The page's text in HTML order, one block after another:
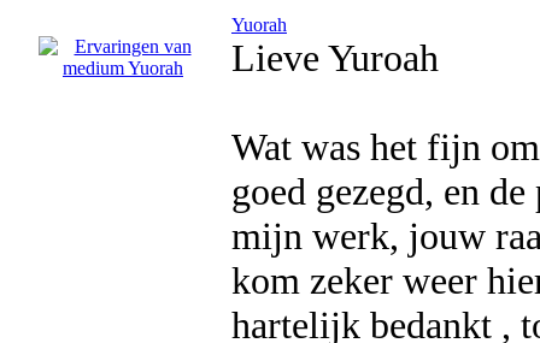
Yuorah
Lieve Yuroah
Wat was het fijn
goed gezegd, en
mijn werk, jouw
kom zeker weer
hartelijk bedankt ,